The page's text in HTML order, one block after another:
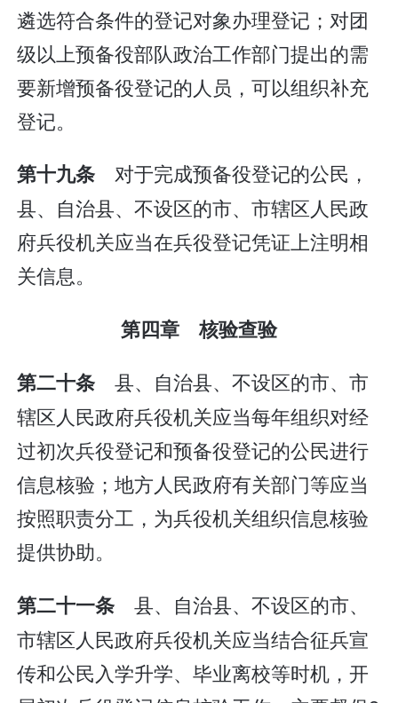
遴选符合条件的登记对象办理登记；对团
级以上预备役部队政治工作部门提出的需
要新增预备役登记的人员，可以组织补充
登记。
第十九条对于完成预备役登记的公民，
县、自治县、不设区的市、市辖区人民政
府兵役机关应当在兵役登记凭证上注明相
关信息。
第四章 核验查验
第二十条 县、自治县、不设区的市、市
辖区人民政府兵役机关应当每年组织对经
过初次兵役登记和预备役登记的公民进行
信息核验；地方人民政府有关部门等应当
按照职责分工，为兵役机关组织信息核验
提供协助。
第二十一条 县、自治县、不设区的市、
市辖区人民政府兵役机关应当结合征兵宣
传和公民入学升学、毕业离校等时机，开